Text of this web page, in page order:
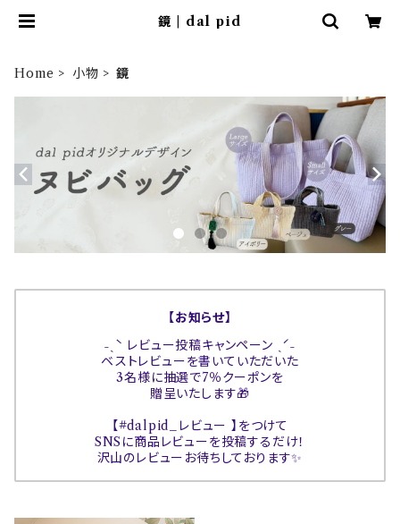
鏡 | dal pid
Home 小物 鏡
【お知らせ】
˗ˏˋ レビュー投稿キャンペーン ˎˊ˗
ベストレビューを書いていただいた
3名様に抽選で7％クーポンを
贈呈いたします🎁
【#dalpid_レビュー 】をつけて
SNSに商品レビューを投稿するだけ！
沢山のレビューお待ちしております✨